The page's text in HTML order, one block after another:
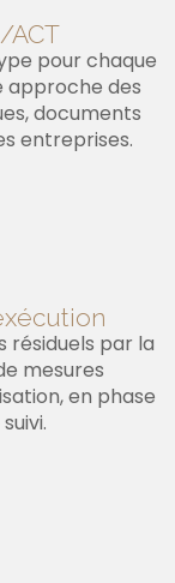
ACT
pour chaque
approche des
documents
entreprises.
résiduels par la
mesures
en phase